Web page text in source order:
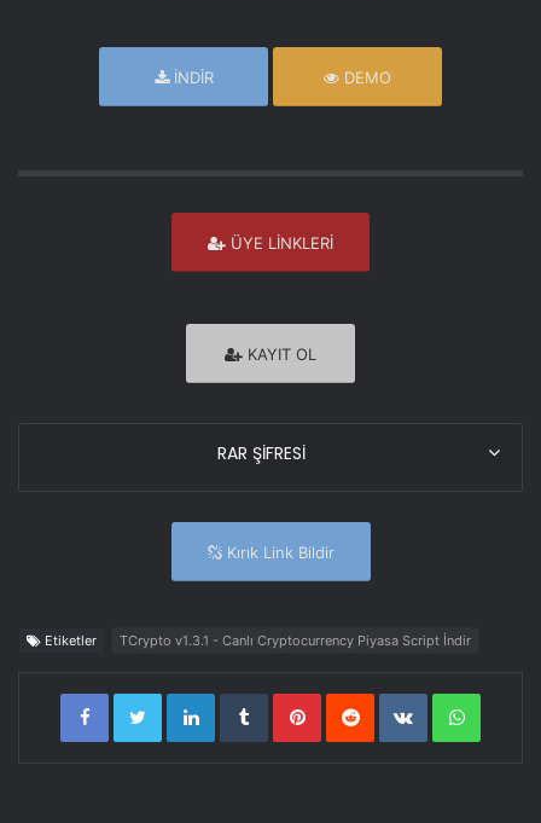
İNDİR DEMO
ÜYE LİNKLERİ
KAYIT OL
RAR ŞİFRESİ
Kırık Link Bildir
Etiketler TCrypto v1.3.1 - Canlı Cryptocurrency Piyasa Script İndir
LinkedInTumblrPinterestReddit VKontakte